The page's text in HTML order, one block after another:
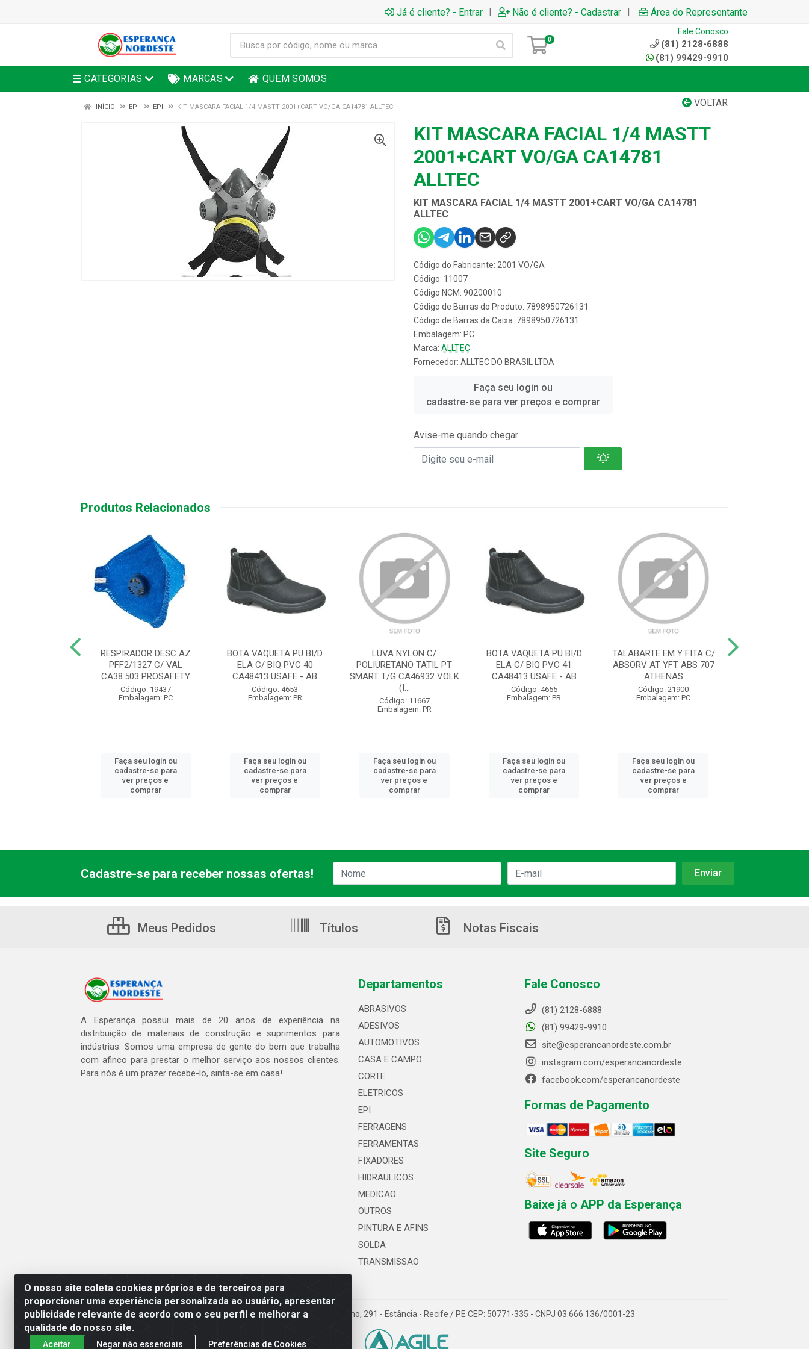
Já é cliente? - Entrar | Não é cliente? - Cadastrar | Área do Representante
0
Fale Conosco
(81) 2128-6888
(81) 99429-9910
CATEGORIAS MARCAS QUEM SOMOS
VOLTAR
INÍCIO EPI EPI KIT MASCARA FACIAL 1/4 MASTT 2001+CART VO/GA CA14781 ALLTEC
KIT MASCARA FACIAL 1/4 MASTT
2001+CART VO/GA CA14781
ALLTEC
KIT MASCARA FACIAL 1/4 MASTT 2001+CART VO/GA CA14781
ALLTEC
Código do Fabricante: 2001 VO/GA
Código: 11007
Código NCM: 90200010
Código de Barras do Produto: 7898950726131
Código de Barras da Caixa: 7898950726131
Embalagem: PC
Marca: ALLTEC
Fornecedor: ALLTEC DO BRASIL LTDA
Faça seu login ou
cadastre-se para ver preços e comprar
Avise-me quando chegar
Produtos Relacionados
RESPIRADOR DESC AZ
PFF2/1327 C/ VAL
CA38.503 PROSAFETY
Código: 19437
Embalagem: PC
Faça seu login ou
cadastre-se para
ver preços e
comprar
BOTA VAQUETA PU BI/D
ELA C/ BIQ PVC 40
CA48413 USAFE - AB
Código: 4653
Embalagem: PR
Faça seu login ou
cadastre-se para
ver preços e
comprar
LUVA NYLON C/
POLIURETANO TATIL PT
SMART T/G CA46932 VOLK
(I...
Código: 11667
Embalagem: PR
Faça seu login ou
cadastre-se para
ver preços e
comprar
BOTA VAQUETA PU BI/D
ELA C/ BIQ PVC 41
CA48413 USAFE - AB
Código: 4655
Embalagem: PR
Faça seu login ou
cadastre-se para
ver preços e
comprar
TALABARTE EM Y FITA C/
ABSORV AT YFT ABS 707
ATHENAS
Código: 21900
Embalagem: PC
Faça seu login ou
cadastre-se para
ver preços e
comprar
O nosso site coleta cookies próprios e de terceiros para
proporcionar uma experiência personalizada ao usuário, apresentar
publicidade relevante de acordo com o seu perfil e melhorar a
qualidade do nosso site.
Aceitar Negar não essenciais Preferências de Cookies
Cadastre-se para receber nossas ofertas!
Meus Pedidos Títulos Notas Fiscais
A Esperança possui mais de 20 anos de experiência na
distribuição de materiais de construção e suprimentos para
indústrias. Somos uma empresa de gente do bem que trabalha
com afinco para prestar o melhor serviço aos nossos clientes.
Para nós é um prazer recebe-lo, sinta-se em casa!
Departamentos
ABRASIVOS
ADESIVOS
AUTOMOTIVOS
CASA E CAMPO
CORTE
ELETRICOS
EPI
FERRAGENS
FERRAMENTAS
FIXADORES
HIDRAULICOS
MEDICAO
OUTROS
PINTURA E AFINS
SOLDA
TRANSMISSAO
Fale Conosco
(81) 2128-6888
(81) 99429-9910
site@esperancanordeste.com.br
instagram.com/esperancanordeste
facebook.com/esperancanordeste
Formas de Pagamento
Site Seguro
Baixe já o APP da Esperança
Esperança Nordeste - Rua Professor Caldas Filho, 291 - Estância - Recife / PE CEP: 50771-335 - CNPJ 03.666.136/0001-23